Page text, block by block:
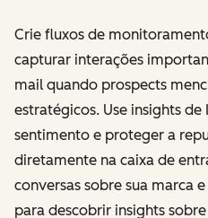
Crie fluxos de
capturar interações
mail quando prospects
estratégicos. Use insights
sentimento e proteger a
diretamente na caixa de
conversas sobre sua marca
para descobrir insights